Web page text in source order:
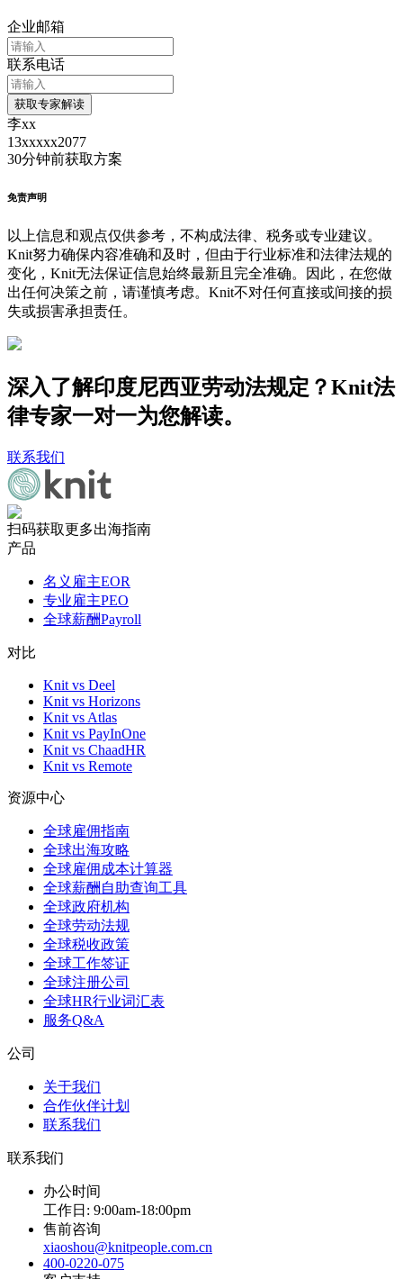
企业邮箱
联系电话
获取专家解读
李xx
13xxxxx2077
30分钟前获取方案
免责声明
以上信息和观点仅供参考，不构成法律、税务或专业建议。
Knit努力确保内容准确和及时，但由于行业标准和法律法规的
变化，Knit无法保证信息始终最新且完全准确。因此，在您做
出任何决策之前，请谨慎考虑。Knit不对任何直接或间接的损
失或损害承担责任。
深入了解印度尼西亚劳动法规定？Knit法
律专家一对一为您解读。
联系我们
扫码获取更多出海指南
产品
名义雇主EOR
专业雇主PEO
全球薪酬Payroll
对比
Knit vs Deel
Knit vs Horizons
Knit vs Atlas
Knit vs PayInOne
Knit vs ChaadHR
Knit vs Remote
资源中心
全球雇佣指南
全球出海攻略
全球雇佣成本计算器
全球薪酬自助查询工具
全球政府机构
全球劳动法规
全球税收政策
全球工作签证
全球注册公司
全球HR行业词汇表
服务Q&A
公司
关于我们
合作伙伴计划
联系我们
联系我们
办公时间
工作日: 9:00am-18:00pm
售前咨询
xiaoshou@knitpeople.com.cn
400-0220-075